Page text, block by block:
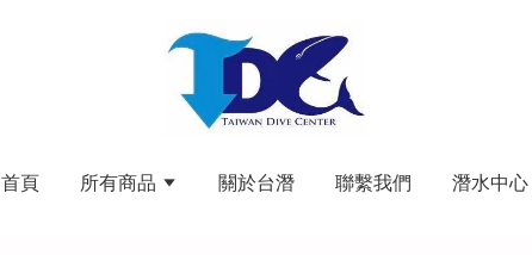
首頁 所有商品 關於台潛 聯繫我們 潛水中心